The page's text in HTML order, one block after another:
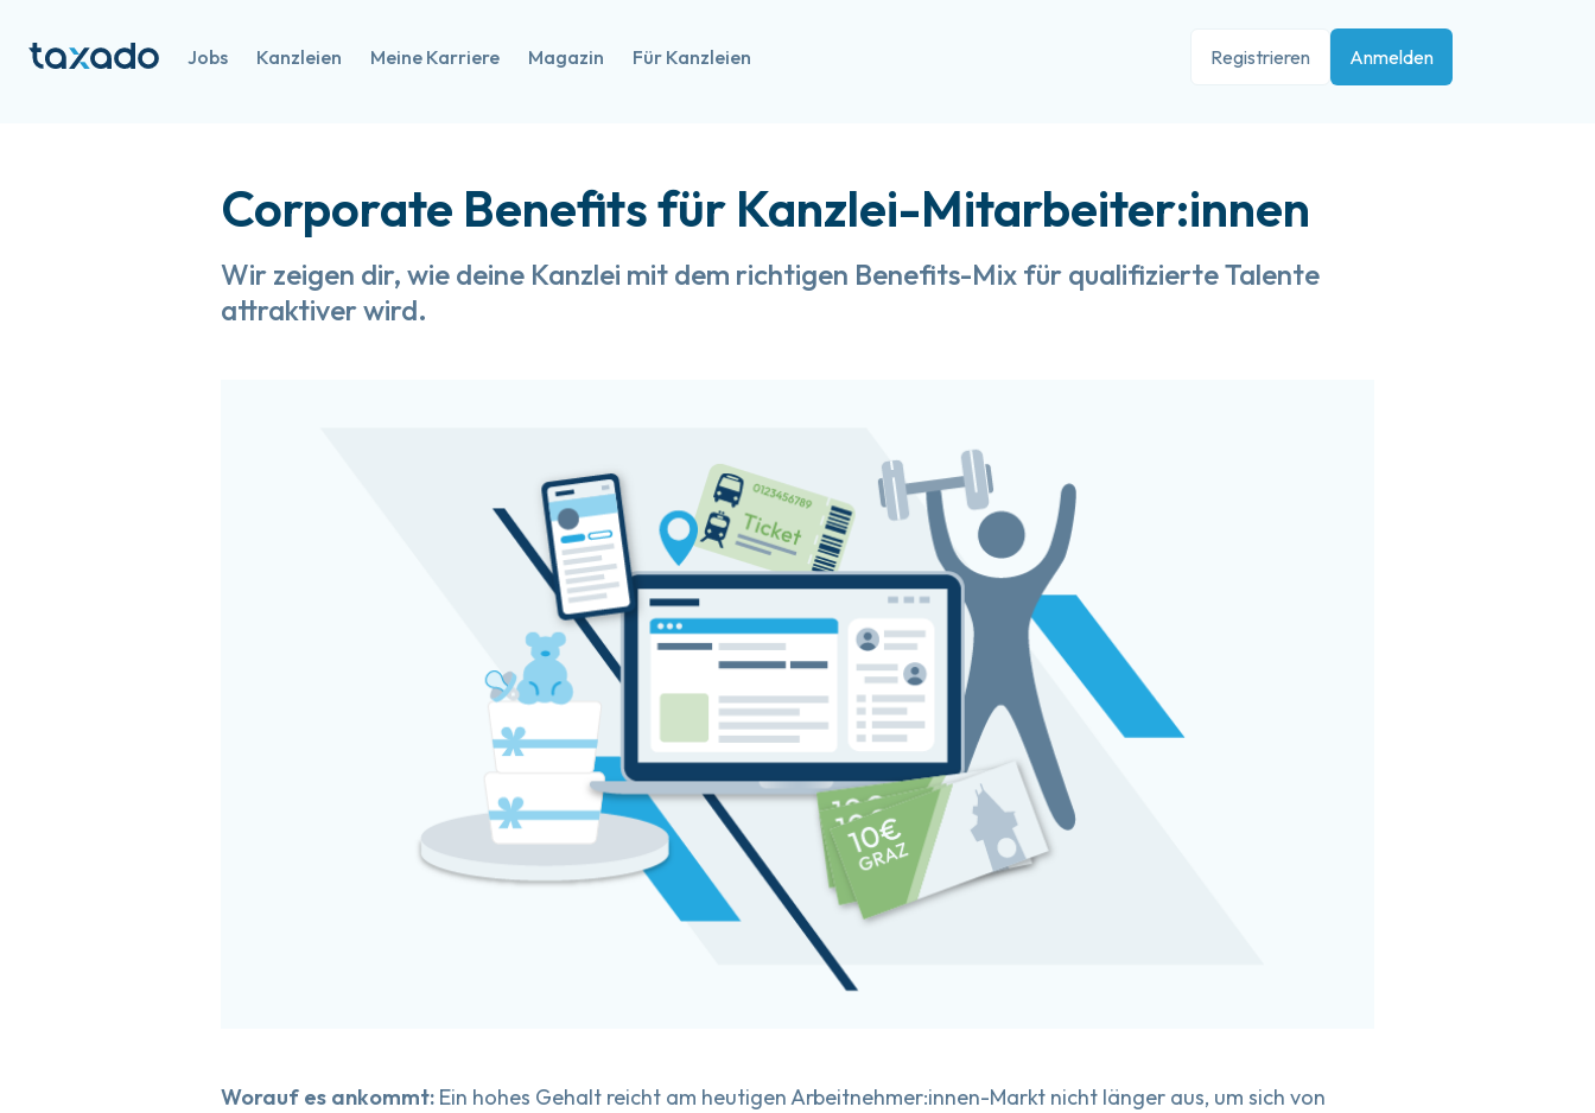
Jobs Kanzleien Meine Karriere Magazin Für Kanzleien Registrieren Anmelden
Corporate Benefits für Kanzlei-Mitarbeiter:innen
Wir zeigen dir, wie deine Kanzlei mit dem richtigen Benefits-Mix für qualifizierte Talente
attraktiver wird.
Worauf es ankommt: Ein hohes Gehalt reicht am heutigen Arbeitnehmer:innen-Markt nicht länger aus, um sich von